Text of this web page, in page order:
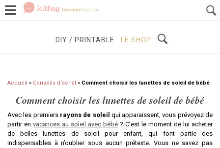
GROSSESSE BÉBÉS / ENFANTS
DIY / PRINTABLE LE SHOP
Accueil » Conseils d'achat » Comment choisir les lunettes de soleil de bébé
Comment choisir les lunettes de soleil de bébé
Avec les premiersrayons de soleil qui apparaissent, vous prévoyez de
partir en vacances au soleil avec bébé ? C’est le moment de lui acheter
de belles lunettes de soleil pour enfant, qui font partie des
indispensables à n’oublier sous aucun prétexte. Vous ne savez pas